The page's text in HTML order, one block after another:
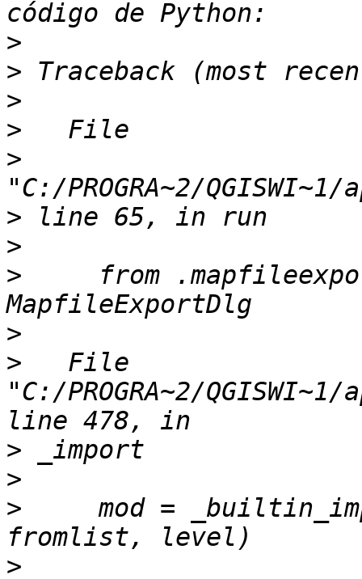
>
>
>
>
>
>
>
>
from
>
>
   File
"C:/PROGRA~2/
>
>
>
mod =
>